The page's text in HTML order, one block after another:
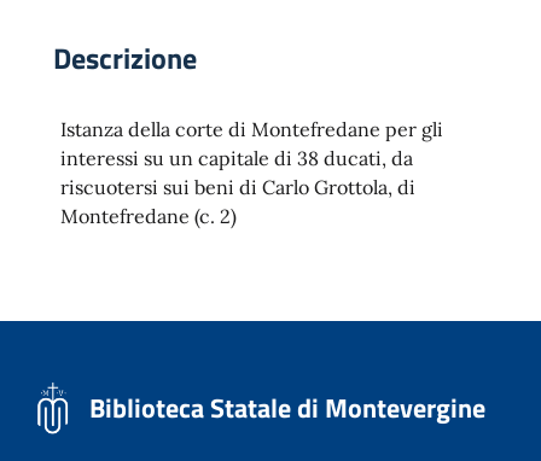
Descrizione
Istanza della corte di Montefredane per gli
interessi su un capitale di 38 ducati, da
riscuotersi sui beni di Carlo Grottola, di
Montefredane (c. 2)
Biblioteca Statale di Montevergine